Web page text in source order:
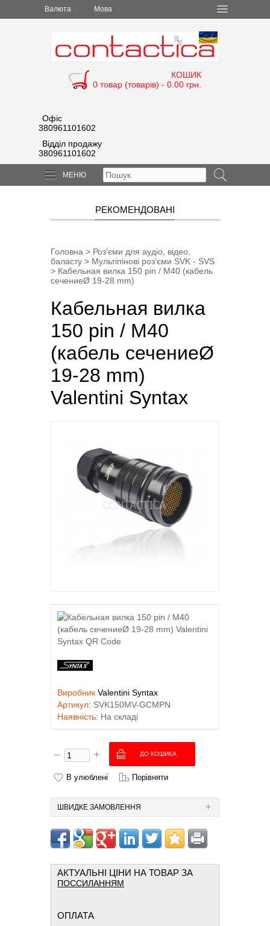
Валюта Мова
КОШИК
0 товар (товарів) - 0.00 грн.
Офіс
380961101602
Відділ продажу
380961101602
МЕНЮ
РЕКОМЕНДОВАНІ
Головна > Роз'єми для аудіо, відео,
баласту > Мультіпіновi роз'єми SVK - SVS
> Кабельная вилка 150 pin / M40 (кабель
сечениеØ 19-28 mm)
Кабельная вилка
150 pin / M40
(кабель сечениеØ
19-28 mm)
Valentini Syntax
Виробник Valentini Syntax
Артикул: SVK150MV-GCMPN
Наявність: На складі
В улюблені Порівняти
ШВИДКЕ ЗАМОВЛЕННЯ
АКТУАЛЬНІ ЦІНИ НА ТОВАР ЗА
ПОССИЛАННЯМ
ОПЛАТА